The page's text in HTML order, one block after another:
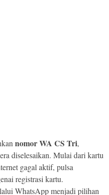
nomor WA CS Tri,
diselesaikan. Mulai dari kartu
gagal aktif, pulsa
registrasi kartu.
WhatsApp menjadi pilihan